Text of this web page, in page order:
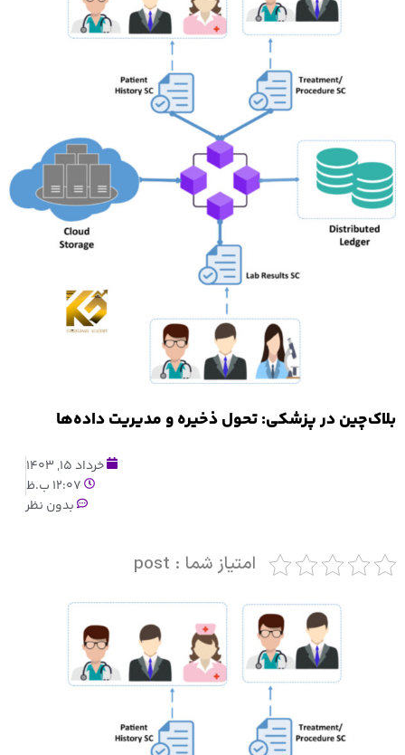
بلاک‌چین در پزشکی: تحول ذخیره و مدیریت داده‌ها
خرداد 15, 1403
12:07 ب.ظ
بدون نظر
امتیاز شما : post